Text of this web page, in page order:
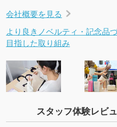
会社概要を見る
より良きノベルティ・記念品
目指した取り組み
スタッフ体験レビ